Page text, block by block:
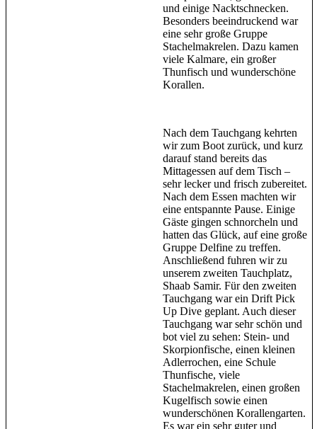
und einige Nacktschnecken.
Besonders beeindruckend war
eine sehr große Gruppe
Stachelmakrelen. Dazu kamen
viele Kalmare, ein großer
Thunfisch und wunderschöne
Korallen.
Nach dem Tauchgang kehrten
wir zum Boot zurück, und kurz
darauf stand bereits das
Mittagessen auf dem Tisch –
sehr lecker und frisch zubereitet.
Nach dem Essen machten wir
eine entspannte Pause. Einige
Gäste gingen schnorcheln und
hatten das Glück, auf eine große
Gruppe Delfine zu treffen.
Anschließend fuhren wir zu
unserem zweiten Tauchplatz,
Shaab Samir. Für den zweiten
Tauchgang war ein Drift Pick
Up Dive geplant. Auch dieser
Tauchgang war sehr schön und
bot viel zu sehen: Stein- und
Skorpionfische, einen kleinen
Adlerrochen, eine Schule
Thunfische, viele
Stachelmakrelen, einen großen
Kugelfisch sowie einen
wunderschönen Korallengarten.
Es war ein sehr guter und